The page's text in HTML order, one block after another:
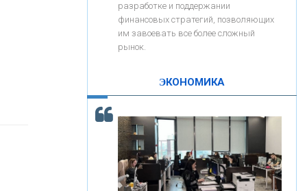
«АВТОГРАДБАНК»
КОНТАКТЫ
Скорость - один из главных трендов в
кредитовании бизнеса - «Интервью»
разработке и поддержании
финансовых стратегий, позволяющих
им завоевать все более сложный
рынок.
ЭКОНОМИКА